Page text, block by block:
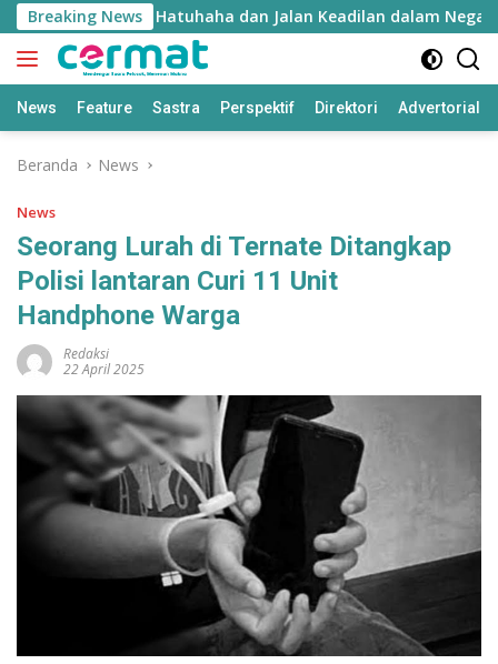
Langsung
ke
konten
Breaking News
Inyie: Falsafah Hatuhaha dan Jalan Keadilan dalam Negara
News Feature Sastra Perspektif Direktori Advertorial
Beranda News
News
Seorang Lurah di Ternate Ditangkap
Polisi lantaran Curi 11 Unit
Handphone Warga
Redaksi
22 April 2025